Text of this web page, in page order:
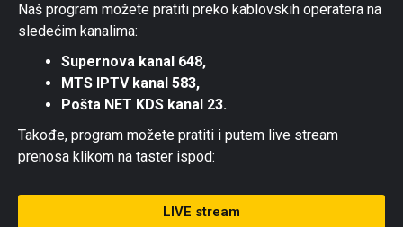
Naš program možete pratiti preko kablovskih operatera na
sledećim kanalima:
Supernova kanal 648,
MTS IPTV kanal 583,
Pošta NET KDS kanal 23.
Takođe, program možete pratiti i putem live stream
prenosa klikom na taster ispod:
LIVE stream